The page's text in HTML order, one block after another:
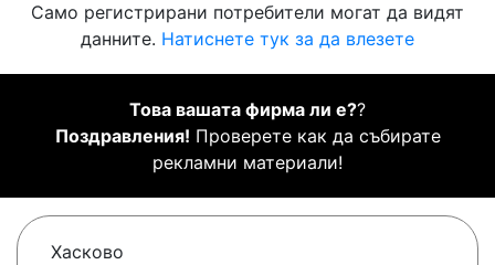
Само регистрирани потребители могат да видят
данните. Натиснете тук за да влезете
Това вашата фирма ли е??
Поздравления! Проверете как да събирате
рекламни материали!
Хасково